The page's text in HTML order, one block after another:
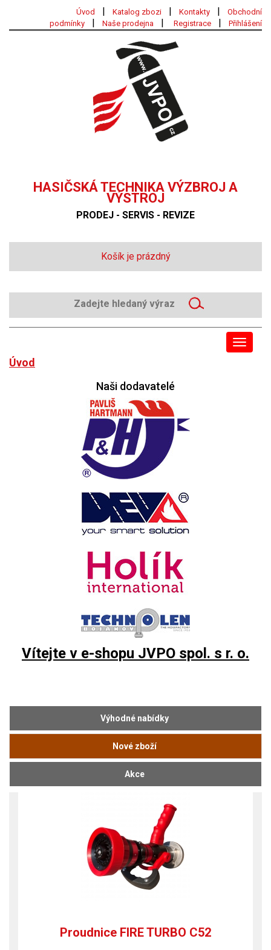
Úvod | Katalog zbozi | Kontakty |
Obchodní
podmínky
| Naše prodejna | Registrace | Přihlášení
HASIČSKÁ TECHNIKA VÝZBROJ A
VÝSTROJ
PRODEJ - SERVIS - REVIZE
Košík je prázdný
Toggle
Úvod
Naši dodavatelé
Vítejte v e-shopu JVPO spol. s r. o.
Výhodné nabídky
Nové zboží
Akce
Proudnice FIRE TURBO C52